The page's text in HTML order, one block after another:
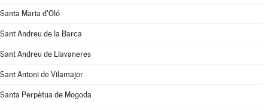
Santa Maria d'Oló
Sant Andreu de la Barca
Sant Andreu de Llavaneres
Sant Antoni de Vilamajor
Santa Perpètua de Mogoda